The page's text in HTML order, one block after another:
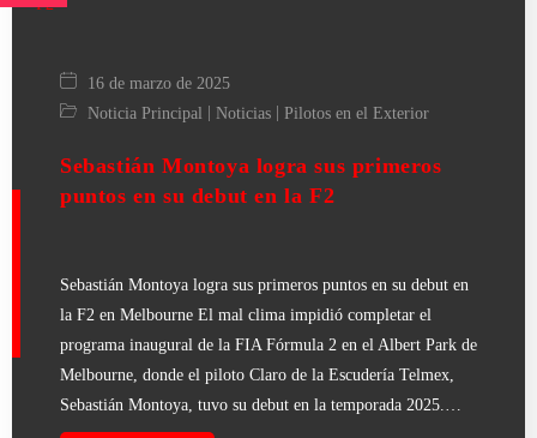
16 de marzo de 2025
Noticia Principal | Noticias | Pilotos en el Exterior
Sebastián Montoya logra sus primeros
puntos en su debut en la F2
Sebastián Montoya logra sus primeros puntos en su debut en
la F2 en Melbourne El mal clima impidió completar el
programa inaugural de la FIA Fórmula 2 en el Albert Park de
Melbourne, donde el piloto Claro de la Escudería Telmex,
Sebastián Montoya, tuvo su debut en la temporada 2025.…